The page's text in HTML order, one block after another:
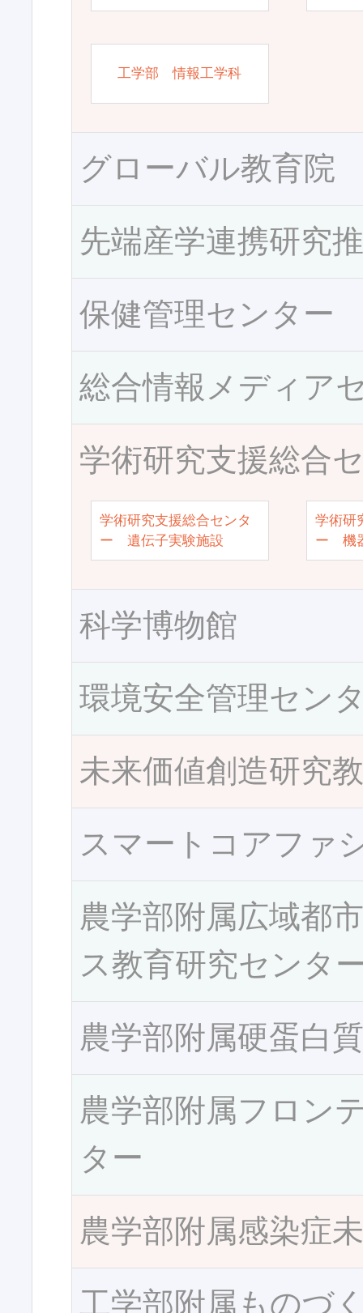
工学部 情報工学科
グローバル教育院
先端産学連携研究
保健管理センター
総合情報メディア
学術研究支援総合
学術研究支援総合センタ
ー 遺伝子実験施設
学術研
ー 機
科学博物館
環境安全管理セン
未来価値創造研究
スマートコアファ
農学部附属広域都
ス教育研究センタ
農学部附属硬蛋白
農学部附属フロン
ター
農学部附属感染症
工学部附属ものづ